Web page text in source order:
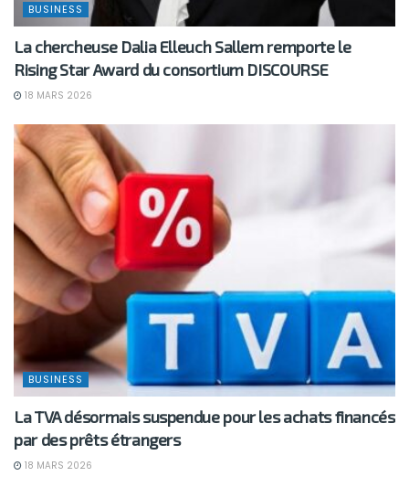
BUSINESS
La chercheuse Dalia Elleuch Sallem remporte le
Rising Star Award du consortium DISCOURSE
18 MARS 2026
BUSINESS
La TVA désormais suspendue pour les achats financés
par des prêts étrangers
18 MARS 2026